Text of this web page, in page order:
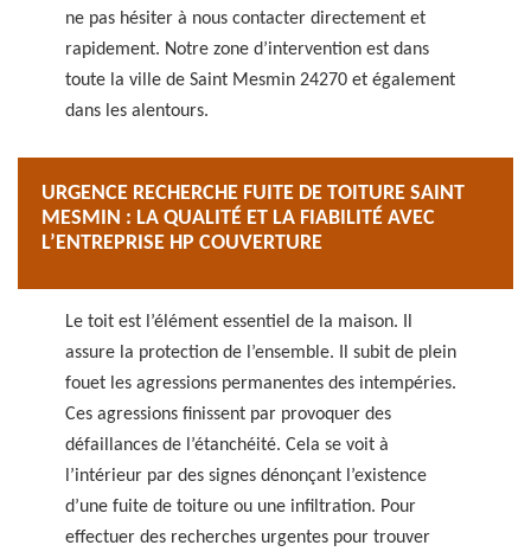
ne pas hésiter à nous contacter directement et
rapidement. Notre zone d’intervention est dans
toute la ville de Saint Mesmin 24270 et également
dans les alentours.
URGENCE RECHERCHE FUITE DE TOITURE SAINT
MESMIN : LA QUALITÉ ET LA FIABILITÉ AVEC
L’ENTREPRISE HP COUVERTURE
Le toit est l’élément essentiel de la maison. Il
assure la protection de l’ensemble. Il subit de plein
fouet les agressions permanentes des intempéries.
Ces agressions finissent par provoquer des
défaillances de l’étanchéité. Cela se voit à
l’intérieur par des signes dénonçant l’existence
d’une fuite de toiture ou une infiltration. Pour
effectuer des recherches urgentes pour trouver